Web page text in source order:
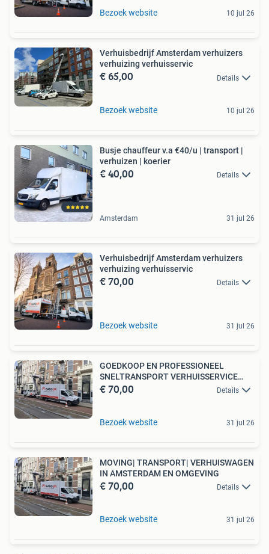
Bezoek website 10 jul 26
Verhuisbedrijf Amsterdam verhuizers
verhuizing verhuisservic
€ 65,00 Details
Bezoek website 10 jul 26
Busje chauffeur v.a €40/u | transport |
verhuizen | koerier
€ 40,00 Details
Amsterdam 31 jul 26
Verhuisbedrijf Amsterdam verhuizers
verhuizing verhuisservic
€ 70,00 Details
Bezoek website 31 jul 26
GOEDKOOP EN PROFESSIONEEL
SNELTRANSPORT VERHUISSERVICE
ADAM
€ 70,00 Details
Bezoek website 31 jul 26
MOVING| TRANSPORT| VERHUISWAGEN
IN AMSTERDAM EN OMGEVING
€ 70,00 Details
Bezoek website 31 jul 26